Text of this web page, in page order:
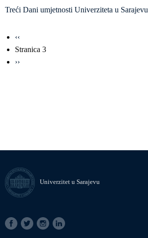
Treći Dani umjetnosti Univerziteta u Sarajevu
Obilježavanje
strana
Prethodna
stranica
‹‹
Stranica 3
Sljedeća
››
Univerzitet u Sarajevu
SOCIAL
LINKS